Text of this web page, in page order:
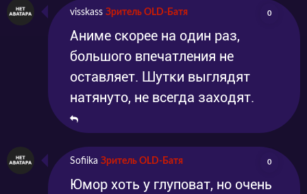
visskass Зритель OLD-Батя 0
Аниме скорее на один раз,
большого впечатления не
оставляет. Шутки выглядят
натянуто, не всегда заходят.
Sofiika Зритель OLD-Батя 0
Юмор хоть у глуповат, но очень